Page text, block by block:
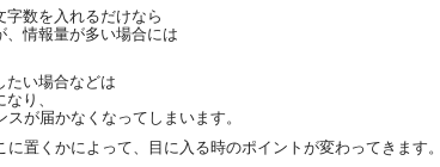
数を入れるだけなら
、情報量が多い場合には
たい場合などは
り、
スが届かなくなってしまいます。
に置くかによって、目に入る時のポイントが変わってきます。